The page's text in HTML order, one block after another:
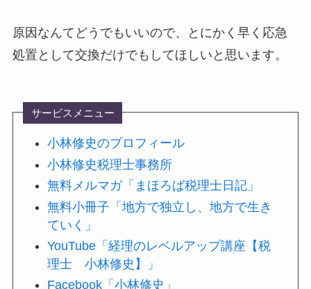
原因なんてどうでもいいので、とにかく早く応急
処置として交換だけでもしてほしいと思います。
サービスメニュー
小林修史のプロフィール
小林修史税理士事務所
無料メルマガ「まほろば税理士日記」
無料小冊子「地方で独立し、地方で生き
ていく」
YouTube「経理のレベルアップ講座【税
理士 小林修史】」
Facebook「小林修史」